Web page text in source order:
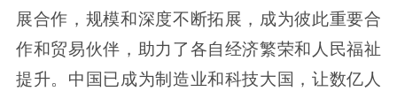
展合作，规模和深度不断拓展，成为彼此重要合
作和贸易伙伴，助力了各自经济繁荣和人民福祉
提升。中国已成为制造业和科技大国，让数亿人